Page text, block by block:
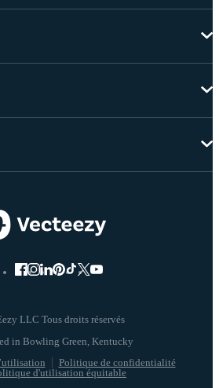
LLC Tous droits réservés
Politique de confidentialité
d'utilisation équitable